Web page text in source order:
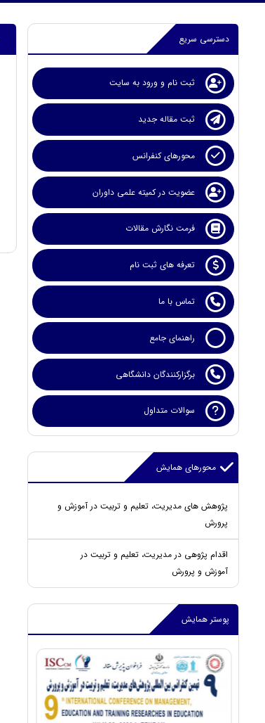
دسترسی سریع
ثبت نام و ورود به سایت
ثبت مقاله جدید
محورهای کنفرانس
عضویت در کمیته علمی داوران
فرمت نگارش مقالات
تعرفه های ثبت نام
تماس با ما
راهنمای جامع
برگزارکنندگان دانشگاهی
سوالات متداول
محورهای همایش
پژوهش های مدیریت، تعلیم و تربیت در آموزش و
پرورش
اقدام پژوهی در مدیریت، تعلیم و تربیت در
آموزش و پرورش
پوستر همایش